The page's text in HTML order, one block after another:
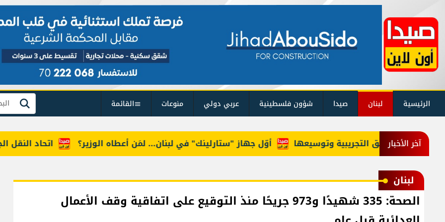
الرئيسية لبنان صيدا شؤون فلسطينية عربي دولي منوعات القائمة بحث
آخر الأخبار اتحاد النقل أوّل جهاز "ستارلينك" في لبنان... لمَن أعطاه الوزير؟ المناطق التجريبية وتوسيعها
لبنان
الصحة: 335 شهيدًا و973 جريحًا منذ التوقيع على اتفاقية وقف الأعمال